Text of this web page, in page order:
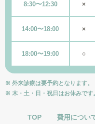
TOP 費用につい
8:30〜12:30 ×
14:00〜18:00 ×
18:00〜19:00 ○
※ 外来診療は要予約となります。
※ 木・土・日・祝日はお休みです。